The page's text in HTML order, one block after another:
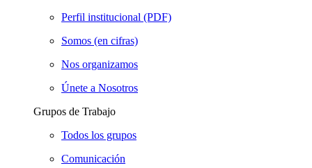
Perfil institucional (PDF)
Somos (en cifras)
Nos organizamos
Únete a Nosotros
Grupos de Trabajo
Todos los grupos
Comunicación